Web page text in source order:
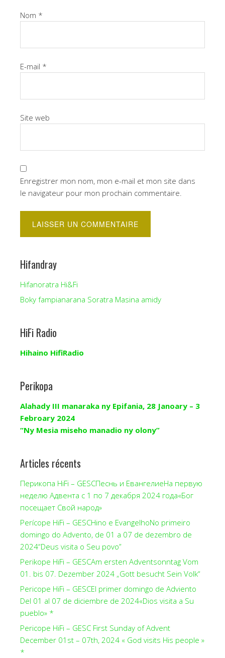
Nom *
E-mail *
Site web
Enregistrer mon nom, mon e-mail et mon site dans
le navigateur pour mon prochain commentaire.
Hifandray
Hifanoratra Hi&Fi
Boky fampianarana Soratra Masina amidy
HiFi Radio
Hihaino HifiRadio
Perikopa
Alahady III manaraka ny Epifania, 28 Janoary – 3
Febroary 2024
“Ny Mesia miseho manadio ny olony”
Articles récents
Перикопа HiFi – GESCПеснь и ЕвангелиеНа первую
неделю Адвента с 1 по 7 декабря 2024 года«Бог
посещает Свой народ»
Perícope HiFi – GESCHino e EvangelhoNo primeiro
domingo do Advento, de 01 a 07 de dezembro de
2024“Deus visita o Seu povo”
Perikope HiFi – GESCAm ersten Adventsonntag Vom
01. bis 07. Dezember 2024 „Gott besucht Sein Volk“
Pericope HiFi – GESCEl primer domingo de Adviento
Del 01 al 07 de diciembre de 2024«Dios visita a Su
pueblo» *
Pericope HiFi – GESC First Sunday of Advent
December 01st – 07th, 2024 « God visits His people »
*